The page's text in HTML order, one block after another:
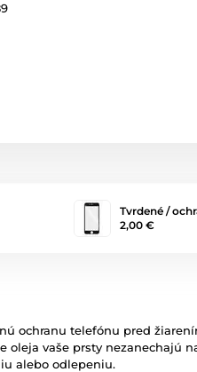
Tvrdené /
2,00 €
ochranu telefónu pred
vaše prsty nezanechajú
alebo odlepeniu.